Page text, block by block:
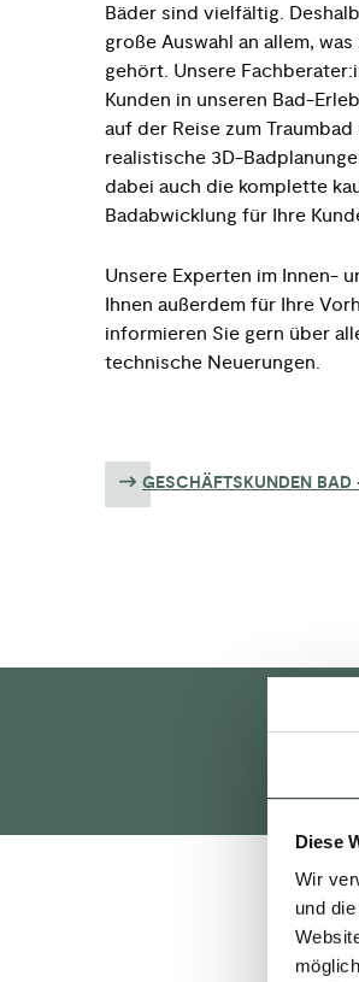
Diese
Wir
und
Bäder sind vielfältig.
große Auswahl an allem,
gehört. Unsere
Kunden in unseren Bad-
auf der Reise zum
realistische 3D-
dabei auch die komplette
Badabwicklung für Ihre
Unsere Experten im Innen-
Ihnen außerdem für Ihre
informieren Sie gern über
technische Neuerungen.
GESCHÄFTSKUNDEN BAD